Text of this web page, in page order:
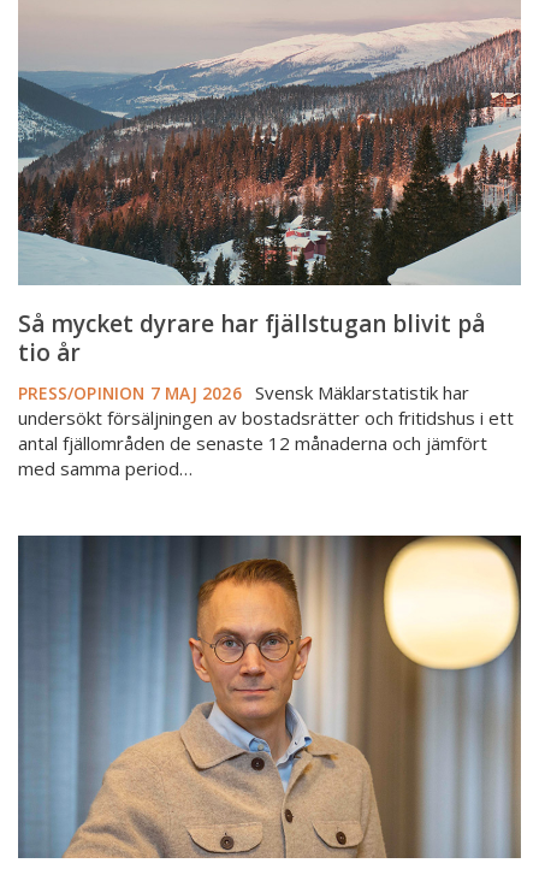
fjällstugan
blivit
på
tio
år
Så mycket dyrare har fjällstugan blivit på
tio år
PRESS/OPINION 7 MAJ 2026 Svensk Mäklarstatistik har
undersökt försäljningen av bostadsrätter och fritidshus i ett
antal fjällområden de senaste 12 månaderna och jämfört
med samma period…
Ökande